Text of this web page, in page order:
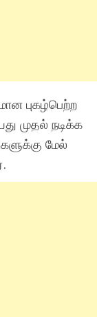
புகழ்பெற்ற
முதல் நடிக்க
மேல்